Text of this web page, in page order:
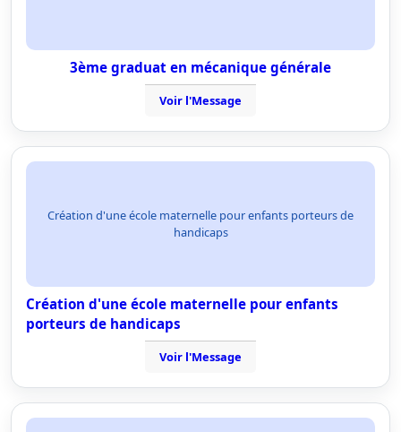
3ème graduat en mécanique générale
Voir l'Message
Création d'une école maternelle pour enfants porteurs de
handicaps
Création d'une école maternelle pour enfants
porteurs de handicaps
Voir l'Message